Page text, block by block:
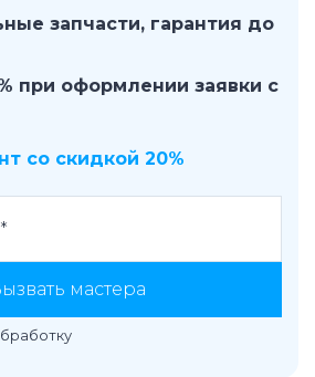
запчасти, гарантия до
при оформлении заявки с
со скидкой 20%
мастера